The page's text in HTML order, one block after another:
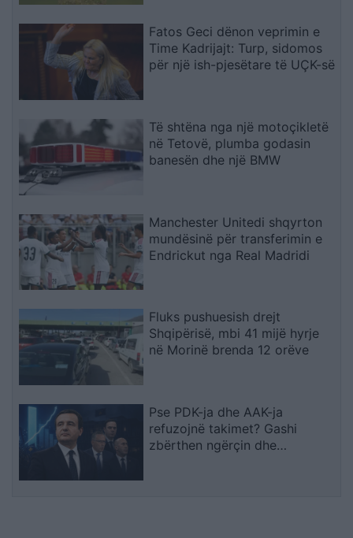
Fatos Geci dënon veprimin e
Time Kadrijajt: Turp, sidomos
për një ish-pjesëtare të UÇK-së
Të shtëna nga një motoçikletë
në Tetovë, plumba godasin
banesën dhe një BMW
Manchester Unitedi shqyrton
mundësinë për transferimin e
Endrickut nga Real Madridi
Fluks pushuesish drejt
Shqipërisë, mbi 41 mijë hyrje
në Morinë brenda 12 orëve
Pse PDK-ja dhe AAK-ja
refuzojnë takimet? Gashi
zbërthen ngërçin dhe